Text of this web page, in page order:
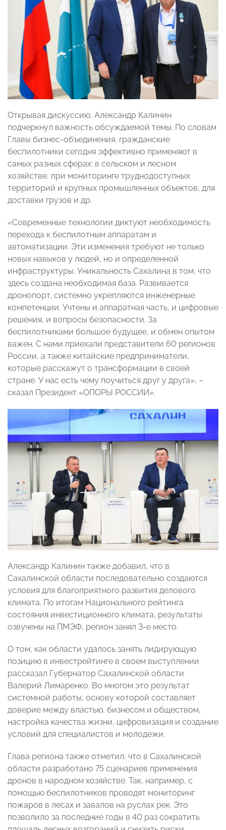
Открывая дискуссию, Александр Калинин
подчеркнул важность обсуждаемой темы. По словам
Главы бизнес-объединения, гражданские
беспилотники сегодня эффективно применяют в
самых разных сферах: в сельском и лесном
хозяйстве, при мониторинге труднодоступных
территорий и крупных промышленных объектов, для
доставки грузов и др.
«Современные технологии диктуют необходимость
перехода к беспилотным аппаратам и
автоматизации. Эти изменения требуют не только
новых навыков у людей, но и определенной
инфраструктуры. Уникальность Сахалина в том, что
здесь создана необходимая база. Развивается
дронопорт, системно укрепляются инженерные
компетенции. Учтены и аппаратная часть, и цифровые
решения, и вопросы безопасности. За
беспилотниками большое будущее, и обмен опытом
важен. С нами приехали представители 60 регионов
России, а также китайские предприниматели,
которые расскажут о трансформации в своей
стране. У нас есть чему поучиться друг у друга», –
сказал Президент «ОПОРЫ РОССИИ».
Александр Калинин также добавил, что в
Сахалинской области последовательно создаются
условия для благоприятного развития делового
климата. По итогам Национального рейтинга
состояния инвестиционного климата, результаты
озвучены на ПМЭФ, регион занял 3-е место.
О том, как области удалось занять лидирующую
позицию в инвестрейтинге в своем выступлении
рассказал Губернатор Сахалинской области
Валерий Лимаренко. Во многом это результат
системной работы, основу которой составляет
доверие между властью, бизнесом и обществом,
настройка качества жизни, цифровизация и создание
условий для специалистов и молодежи.
Глава региона также отметил, что в Сахалинской
области разработано 75 сценариев применения
дронов в народном хозяйстве. Так, например, с
помощью беспилотников проводят мониторинг
пожаров в лесах и завалов на руслах рек. Это
позволило за последние годы в 40 раз сократить